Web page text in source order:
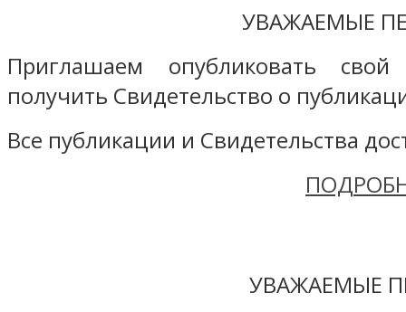
УВАЖАЕМЫЕ
Приглашаем опубликовать
получить Свидетельство о
Все публикации и Свидетельства
УВАЖАЕМЫЕ